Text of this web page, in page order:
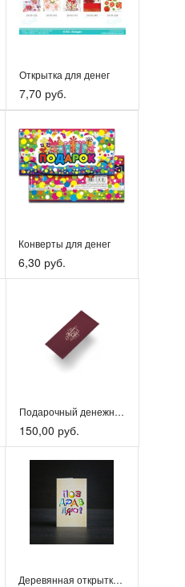
Открытка для денег
7,70 руб.
Конверты для денег
6,30 руб.
Подарочный денежный конверт в ассортименте
150,00 руб.
Деревянная открытка «Поздравляю»